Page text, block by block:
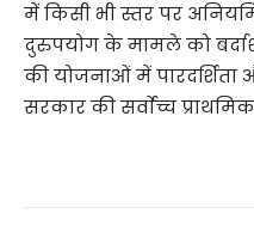
में किसी भी स्तर पर
दुरुपयोग के मामले को
की योजनाओं में पारदर्शिता
सरकार की सर्वाेच्च